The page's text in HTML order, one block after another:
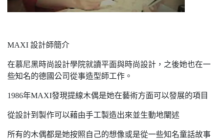
MAXI 設計師簡介
在慕尼黑時尚設計學院就讀平面與時尚設計，之後她也在一
些知名的德國公司從事造型師工作。
1986年MAXI發現提線木偶是她在藝術方面可以發展的項目
從設計到製作可以藉由手工製造出來並生動地闡述
所有的木偶都是她按照自己的想像或是從一些知名童話故事